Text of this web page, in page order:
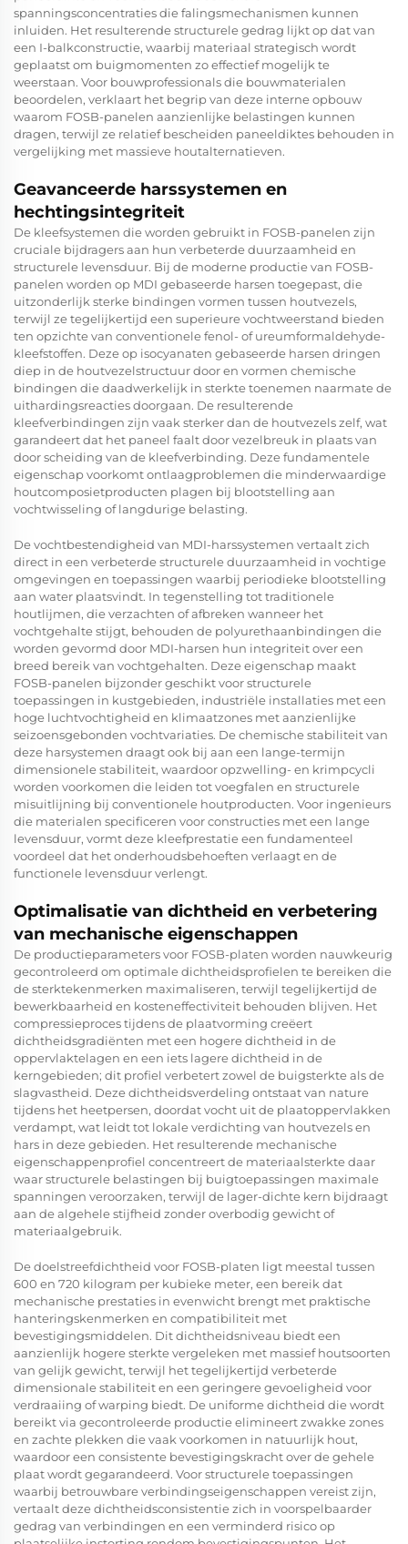
spanningsconcentraties die falingsmechanismen kunnen
inluiden. Het resulterende structurele gedrag lijkt op dat van
een I-balkconstructie, waarbij materiaal strategisch wordt
geplaatst om buigmomenten zo effectief mogelijk te
weerstaan. Voor bouwprofessionals die bouwmaterialen
beoordelen, verklaart het begrip van deze interne opbouw
waarom FOSB-panelen aanzienlijke belastingen kunnen
dragen, terwijl ze relatief bescheiden paneeldiktes behouden in
vergelijking met massieve houtalternatieven.
Geavanceerde harssystemen en
hechtingsintegriteit
De kleefsystemen die worden gebruikt in FOSB-panelen zijn
cruciale bijdragers aan hun verbeterde duurzaamheid en
structurele levensduur. Bij de moderne productie van FOSB-
panelen worden op MDI gebaseerde harsen toegepast, die
uitzonderlijk sterke bindingen vormen tussen houtvezels,
terwijl ze tegelijkertijd een superieure vochtweerstand bieden
ten opzichte van conventionele fenol- of ureumformaldehyde-
kleefstoffen. Deze op isocyanaten gebaseerde harsen dringen
diep in de houtvezelstructuur door en vormen chemische
bindingen die daadwerkelijk in sterkte toenemen naarmate de
uithardingsreacties doorgaan. De resulterende
kleefverbindingen zijn vaak sterker dan de houtvezels zelf, wat
garandeert dat het paneel faalt door vezelbreuk in plaats van
door scheiding van de kleefverbinding. Deze fundamentele
eigenschap voorkomt ontlaagproblemen die minderwaardige
houtcomposietproducten plagen bij blootstelling aan
vochtwisseling of langdurige belasting.
De vochtbestendigheid van MDI-harssystemen vertaalt zich
direct in een verbeterde structurele duurzaamheid in vochtige
omgevingen en toepassingen waarbij periodieke blootstelling
aan water plaatsvindt. In tegenstelling tot traditionele
houtlijmen, die verzachten of afbreken wanneer het
vochtgehalte stijgt, behouden de polyurethaanbindingen die
worden gevormd door MDI-harsen hun integriteit over een
breed bereik van vochtgehalten. Deze eigenschap maakt
FOSB-panelen bijzonder geschikt voor structurele
toepassingen in kustgebieden, industriële installaties met een
hoge luchtvochtigheid en klimaatzones met aanzienlijke
seizoensgebonden vochtvariaties. De chemische stabiliteit van
deze harsystemen draagt ook bij aan een lange-termijn
dimensionele stabiliteit, waardoor opzwelling- en krimpcycli
worden voorkomen die leiden tot voegfalen en structurele
misuitlijning bij conventionele houtproducten. Voor ingenieurs
die materialen specificeren voor constructies met een lange
levensduur, vormt deze kleefprestatie een fundamenteel
voordeel dat het onderhoudsbehoeften verlaagt en de
functionele levensduur verlengt.
Optimalisatie van dichtheid en verbetering
van mechanische eigenschappen
De productieparameters voor FOSB-platen worden nauwkeurig
gecontroleerd om optimale dichtheidsprofielen te bereiken die
de sterktekenmerken maximaliseren, terwijl tegelijkertijd de
bewerkbaarheid en kosteneffectiviteit behouden blijven. Het
compressieproces tijdens de plaatvorming creëert
dichtheidsgradiënten met een hogere dichtheid in de
oppervlaktelagen en een iets lagere dichtheid in de
kerngebieden; dit profiel verbetert zowel de buigsterkte als de
slagvastheid. Deze dichtheidsverdeling ontstaat van nature
tijdens het heetpersen, doordat vocht uit de plaatoppervlakken
verdampt, wat leidt tot lokale verdichting van houtvezels en
hars in deze gebieden. Het resulterende mechanische
eigenschappenprofiel concentreert de materiaalsterkte daar
waar structurele belastingen bij buigtoepassingen maximale
spanningen veroorzaken, terwijl de lager-dichte kern bijdraagt
aan de algehele stijfheid zonder overbodig gewicht of
materiaalgebruik.
De doelstreefdichtheid voor FOSB-platen ligt meestal tussen
600 en 720 kilogram per kubieke meter, een bereik dat
mechanische prestaties in evenwicht brengt met praktische
hanteringskenmerken en compatibiliteit met
bevestigingsmiddelen. Dit dichtheidsniveau biedt een
aanzienlijk hogere sterkte vergeleken met massief houtsoorten
van gelijk gewicht, terwijl het tegelijkertijd verbeterde
dimensionale stabiliteit en een geringere gevoeligheid voor
verdraaiing of warping biedt. De uniforme dichtheid die wordt
bereikt via gecontroleerde productie elimineert zwakke zones
en zachte plekken die vaak voorkomen in natuurlijk hout,
waardoor een consistente bevestigingskracht over de gehele
plaat wordt gegarandeerd. Voor structurele toepassingen
waarbij betrouwbare verbindingseigenschappen vereist zijn,
vertaalt deze dichtheidsconsistentie zich in voorspelbaarder
gedrag van verbindingen en een verminderd risico op